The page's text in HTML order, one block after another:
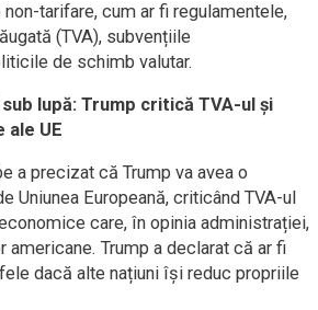
tarifare, cum ar fi regulamentele,
(TVA), subvențiile
de schimb valutar.
lupă: Trump critică TVA-ul și
ale UE
a precizat că Trump va avea o
Uniunea Europeană, criticând TVA-ul
care, în opinia administrației,
americane. Trump a declarat că ar fi
dacă alte națiuni își reduc propriile